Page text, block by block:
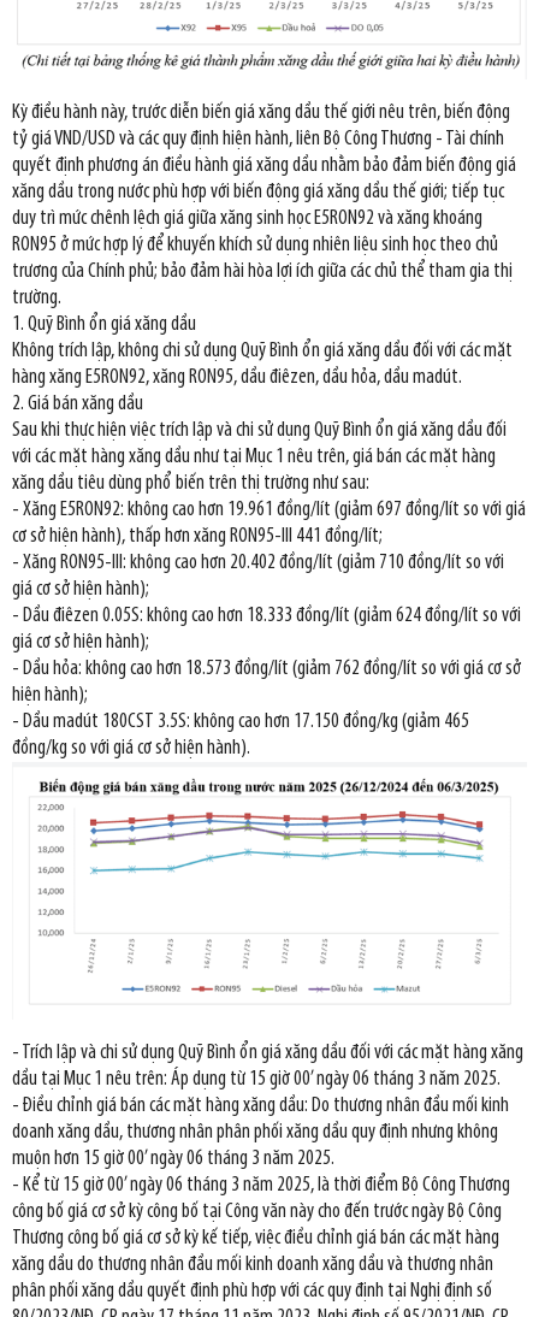
Kỳ điều hành này, trước diễn biến giá xăng dầu thế giới nêu trên, biến động
tỷ giá VND/USD và các quy định hiện hành, liên Bộ Công Thương - Tài chính
quyết định phương án điều hành giá xăng dầu nhằm bảo đảm biến động giá
xăng dầu trong nước phù hợp với biến động giá xăng dầu thế giới; tiếp tục
duy trì mức chênh lệch giá giữa xăng sinh học E5RON92 và xăng khoáng
RON95 ở mức hợp lý để khuyến khích sử dụng nhiên liệu sinh học theo chủ
trương của Chính phủ; bảo đảm hài hòa lợi ích giữa các chủ thể tham gia thị
trường.
1. Quỹ Bình ổn giá xăng dầu
Không trích lập, không chi sử dụng Quỹ Bình ổn giá xăng dầu đối với các mặt
hàng xăng E5RON92, xăng RON95, dầu điêzen, dầu hỏa, dầu madút.
2. Giá bán xăng dầu
Sau khi thực hiện việc trích lập và chi sử dụng Quỹ Bình ổn giá xăng dầu đối
với các mặt hàng xăng dầu như tại Mục 1 nêu trên, giá bán các mặt hàng
xăng dầu tiêu dùng phổ biến trên thị trường như sau:
- Xăng E5RON92: không cao hơn 19.961 đồng/lít (giảm 697 đồng/lít so với giá
cơ sở hiện hành), thấp hơn xăng RON95-III 441 đồng/lít;
- Xăng RON95-III: không cao hơn 20.402 đồng/lít (giảm 710 đồng/lít so với
giá cơ sở hiện hành);
- Dầu điêzen 0.05S: không cao hơn 18.333 đồng/lít (giảm 624 đồng/lít so với
giá cơ sở hiện hành);
- Dầu hỏa: không cao hơn 18.573 đồng/lít (giảm 762 đồng/lít so với giá cơ sở
hiện hành);
- Dầu madút 180CST 3.5S: không cao hơn 17.150 đồng/kg (giảm 465
đồng/kg so với giá cơ sở hiện hành).
- Trích lập và chi sử dụng Quỹ Bình ổn giá xăng dầu đối với các mặt hàng xăng
dầu tại Mục 1 nêu trên: Áp dụng từ 15 giờ 00’ ngày 06 tháng 3 năm 2025.
- Điều chỉnh giá bán các mặt hàng xăng dầu: Do thương nhân đầu mối kinh
doanh xăng dầu, thương nhân phân phối xăng dầu quy định nhưng không
muộn hơn 15 giờ 00’ ngày 06 tháng 3 năm 2025.
- Kể từ 15 giờ 00’ ngày 06 tháng 3 năm 2025, là thời điểm Bộ Công Thương
công bố giá cơ sở kỳ công bố tại Công văn này cho đến trước ngày Bộ Công
Thương công bố giá cơ sở kỳ kế tiếp, việc điều chỉnh giá bán các mặt hàng
xăng dầu do thương nhân đầu mối kinh doanh xăng dầu và thương nhân
phân phối xăng dầu quyết định phù hợp với các quy định tại Nghị định số